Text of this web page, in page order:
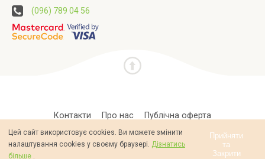
(096) 789 04 56
Контакти Про нас Публічна оферта
Політика конфіденційності
Цей сайт використовує cookies. Ви можете змінити
налаштування cookies у своєму браузері. Дізнатись
більше .
Прийняти
та
Закрити